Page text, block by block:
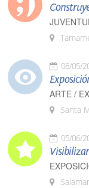
08/05/
ARTE /
Santa
05/06/